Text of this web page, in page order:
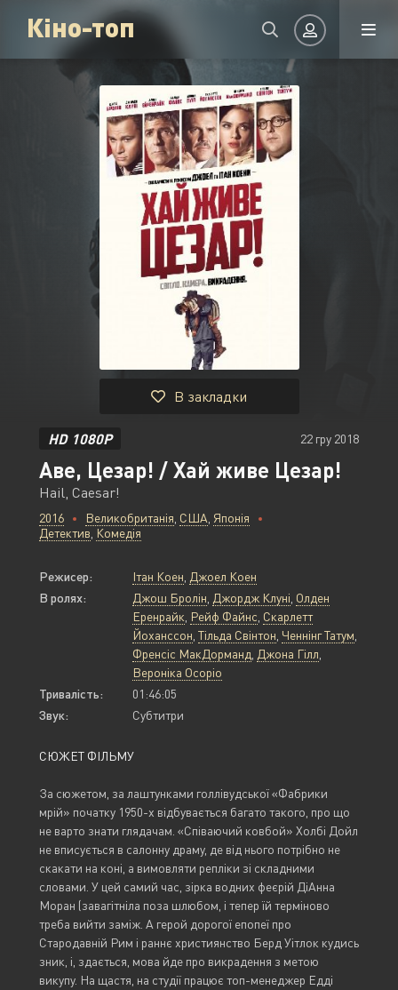
Кіно-топ
Авторизація
Запам'ятати
УВІЙТИ НА САЙТ
Або увійти через
В закладки
HD 1080P 22 гру 2018
Аве, Цезар! / Хай живе Цезар!
Hail, Caesar!
2016 Великобританія США Японія
Детектив Комедія
Режисер: Ітан Коен Джоел Коен
В ролях:
Джош Бролін Джордж Клуні Олден
Еренрайк Рейф Файнс Скарлетт
Йоханссон Тільда Свінтон Ченнінг Татум
Френсіс МакДорманд Джона Гілл
Вероніка Осоріо
Тривалість:
01:46:05
Звук:
Субтитри
СЮЖЕТ ФІЛЬМУ
За сюжетом, за лаштунками голлівудської «Фабрики
мрій» початку 1950-х відбувається багато такого, про що
не варто знати глядачам. «Співаючий ковбой» Холбі Дойл
не вписується в салонну драму, де від нього потрібно не
скакати на коні, а вимовляти репліки зі складними
словами. У цей самий час, зірка водних феєрій ДіАнна
Моран (завагітніла поза шлюбом, і тепер їй терміново
треба вийти заміж. А герой дорогої епопеї про
Стародавній Рим і раннє християнство Берд Уітлок кудись
зник, і, здається, мова йде про викрадення з метою
викупу. На щастя, на студії працює топ-менеджер Едді